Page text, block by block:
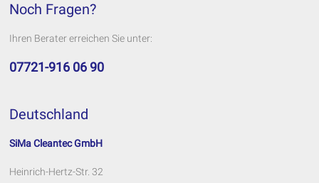
Noch Fragen?
Ihren Berater erreichen Sie unter:
07721-916 06 90
Deutschland
SiMa Cleantec GmbH
Heinrich-Hertz-Str. 32